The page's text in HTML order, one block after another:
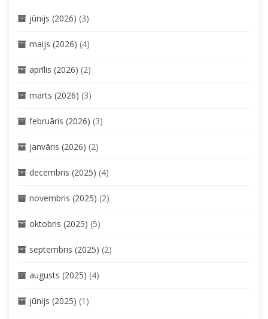
jūnijs (2026) (3)
maijs (2026) (4)
aprīlis (2026) (2)
marts (2026) (3)
februāris (2026) (3)
janvāris (2026) (2)
decembris (2025) (4)
novembris (2025) (2)
oktobris (2025) (5)
septembris (2025) (2)
augusts (2025) (4)
jūnijs (2025) (1)